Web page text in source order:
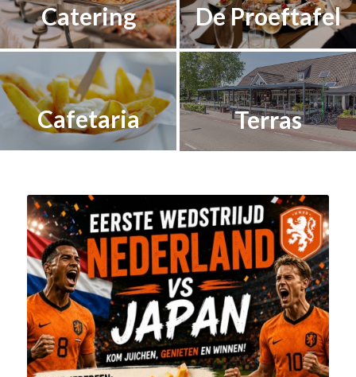
Catering De Proeftafel
Cafetaria Terras